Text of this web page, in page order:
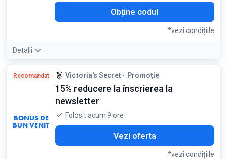
Obține codul
*vezi condițiile
Detalii
Se aplică exclusiv clienților noi la prima achiziție
Recomandat
BONUS DE
BUN VENIT
Victoria's Secret Promoție
15% reducere la înscrierea la
newsletter
Folosit acum 9 ore
Vezi oferta
*vezi condițiile